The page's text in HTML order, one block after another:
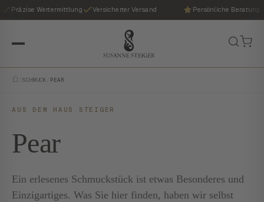
Präzise Wertermittlung Versicherter Versand Persönliche Beratung
SCHMUCK PEAR
AUS DEM HAUS STEIGER
Pear
Ein erlesenes Schmuckstück ist etwas Besonderes und
Einzigartiges. Was Sie hier finden, haben wir selbst